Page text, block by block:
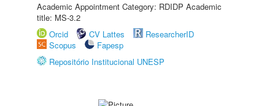
Academic Appointment Category: RDIDP Academic
title: MS-3.2
Orcid
CV Lattes
ResearcherID
Scopus
Fapesp
Repositório Institucional UNESP